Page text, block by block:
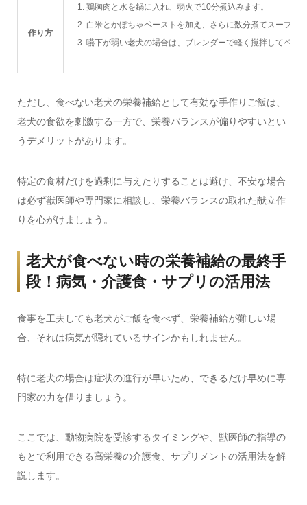
作り方
鶏胸肉と水を鍋に入れ、弱火で10分煮込みます。
白米とかぼちゃペーストを加え、さらに数分煮てスープ状
嚥下が弱い老犬の場合は、ブレンダーで軽く撹拌してペー
ただし、食べない老犬の栄養補給として有効な手作りご飯は、
老犬の食欲を刺激する一方で、栄養バランスが偏りやすいとい
うデメリットがあります。
特定の食材だけを過剰に与えたりすることは避け、不安な場合
は必ず獣医師や専門家に相談し、栄養バランスの取れた献立作
りを心がけましょう。
老犬が食べない時の栄養補給の最終手
段！病気・介護食・サプリの活用法
食事を工夫しても老犬がご飯を食べず、栄養補給が難しい場
合、それは病気が隠れているサインかもしれません。
特に老犬の場合は症状の進行が早いため、できるだけ早めに専
門家の力を借りましょう。
ここでは、動物病院を受診するタイミングや、獣医師の指導の
もとで利用できる高栄養の介護食、サプリメントの活用法を解
説します。